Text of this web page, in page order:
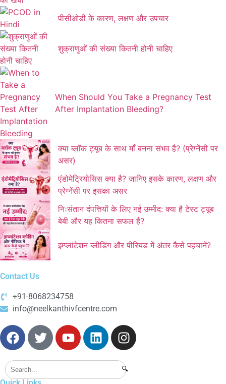
पीसीओडी के कारण, लक्षण और उपचार
शुक्राणुओं की संख्या कितनी होनी चाहिए
When Should You Take a Pregnancy Test
After Implantation Bleeding?
क्या ब्लॉक ट्यूब के साथ माँ बनना संभव है? (प्रेग्नेंसी पर
असर)
एंडोमेट्रियोसिस क्या है? जानिए इसके कारण, लक्षण और
प्रेग्नेंसी पर इसका असर
निःसंतान दंपत्तियों के लिए नई उम्मीद: क्या है टेस्ट ट्यूब
बेबी और यह कितना सफल है?
इम्प्लांटेशन ब्लीडिंग और पीरियड में अंतर कैसे पहचानें?
Contact Us
+91-8068234758
info@neelkanthivfcentre.com
🔍